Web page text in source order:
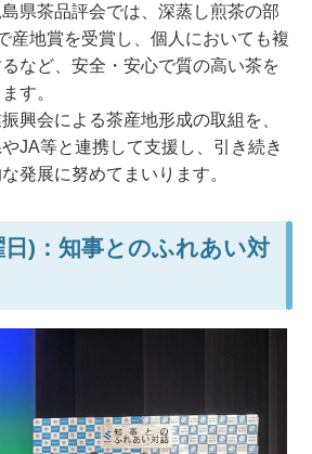
県茶品評会では、深蒸し煎茶の部
産地賞を受賞し、個人においても複
など、安全・安心で質の高い茶を
す。
興会による茶産地形成の取組を、
JA等と連携して支援し、引き続き
発展に努めてまいります。
日)：知事とのふれあい対